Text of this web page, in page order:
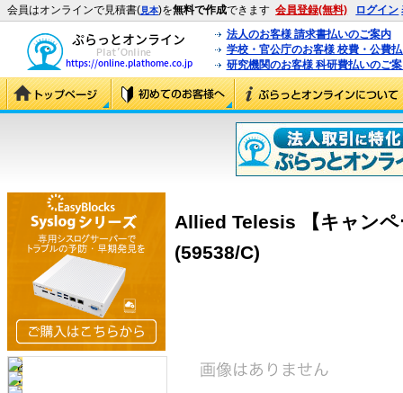
会員はオンラインで見積書(見本)を無料で作成できます 会員登録(無料) ログイン
法人のお客様 請求書払いのご案内
学校・官公庁のお客様 校費・公費
研究機関のお客様 科研費払いのご
Allied Telesis 【キャンペ
(59538/C)